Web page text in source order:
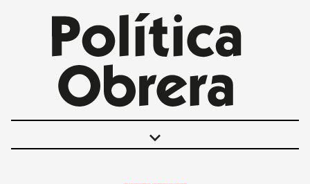
keyboard_arrow_down